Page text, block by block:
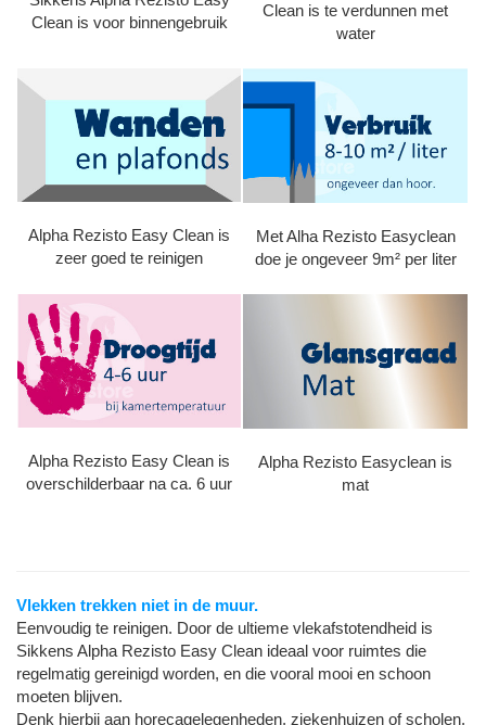
Clean is voor binnengebruik
Clean is te verdunnen met
water
Alpha Rezisto Easy Clean is
zeer goed te reinigen
Met Alha Rezisto Easyclean
doe je ongeveer 9m² per liter
Alpha Rezisto Easy Clean is
overschilderbaar na ca. 6 uur
Alpha Rezisto Easyclean is
mat
Vlekken trekken niet in de muur.
Eenvoudig te reinigen. Door de ultieme vlekafstotendheid is
Sikkens Alpha Rezisto Easy Clean ideaal voor ruimtes die
regelmatig gereinigd worden, en die vooral mooi en schoon
moeten blijven.
Denk hierbij aan horecagelegenheden, ziekenhuizen of scholen.